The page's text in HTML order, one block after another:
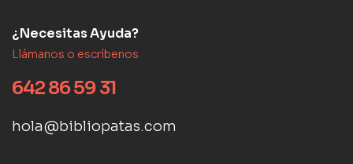
¿Necesitas Ayuda?
Llámanos o escríbenos
642 86 59 31
hola@bibliopatas.com